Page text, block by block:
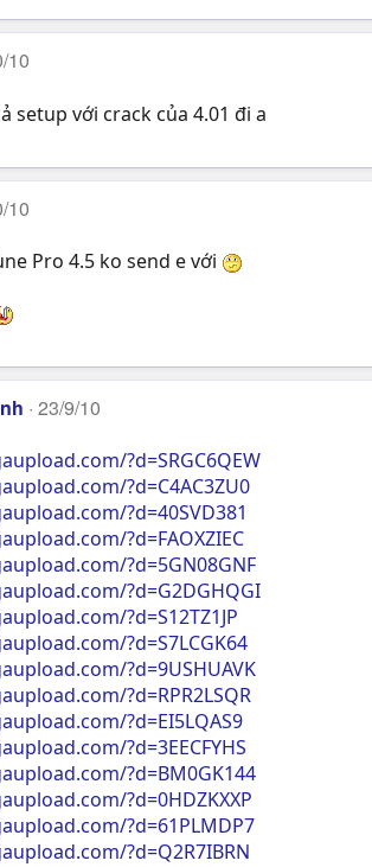
10
setup với crack của 4.01 đi a
10
Pro 4.5 ko send e với
23/9/10
?d=SRGC6QEW
?d=C4AC3ZU0
?d=40SVD381
?d=FAOXZIEC
?d=5GN08GNF
?d=G2DGHQGI
?d=S12TZ1JP
?d=S7LCGK64
?d=9USHUAVK
?d=RPR2LSQR
?d=EI5LQAS9
?d=3EECFYHS
?d=BM0GK144
?d=0HDZKXXP
?d=61PLMDP7
?d=Q2R7IBRN